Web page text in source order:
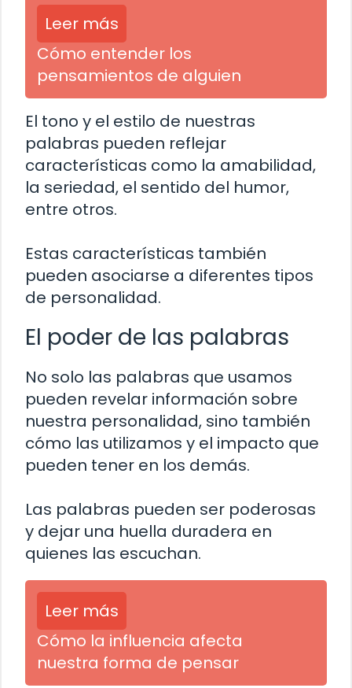
Leer más
Cómo entender los
pensamientos de alguien
El tono y el estilo de nuestras
palabras pueden reflejar
características como la amabilidad,
la seriedad, el sentido del humor,
entre otros.
Estas características también
pueden asociarse a diferentes tipos
de personalidad.
El poder de las palabras
No solo las palabras que usamos
pueden revelar información sobre
nuestra personalidad, sino también
cómo las utilizamos y el impacto que
pueden tener en los demás.
Las palabras pueden ser poderosas
y dejar una huella duradera en
quienes las escuchan.
Leer más
Cómo la influencia afecta
nuestra forma de pensar